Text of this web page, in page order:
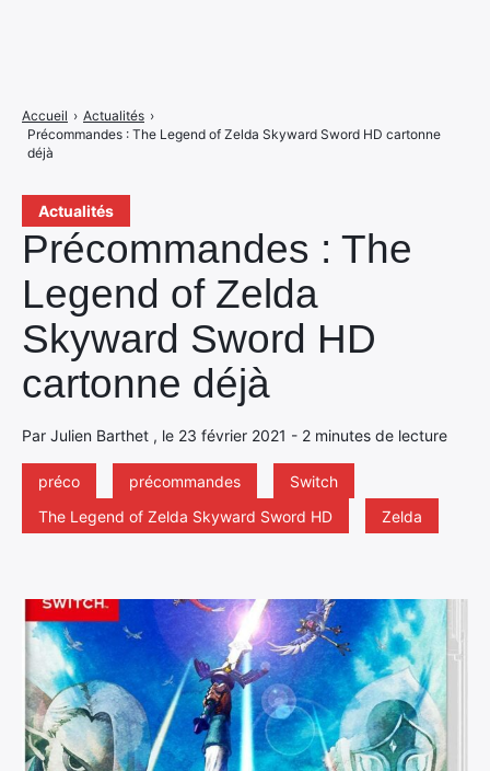
Actualités
Précommandes : The
Legend of Zelda
Skyward Sword HD
cartonne déjà
Par Julien Barthet , le 23 février 2021 - 2 minutes de lecture
préco précommandes
Switch
The Legend of Zelda Skyward Sword HD
Zelda
Accueil › Actualités ›
Précommandes : The Legend of Zelda Skyward Sword HD cartonne
déjà